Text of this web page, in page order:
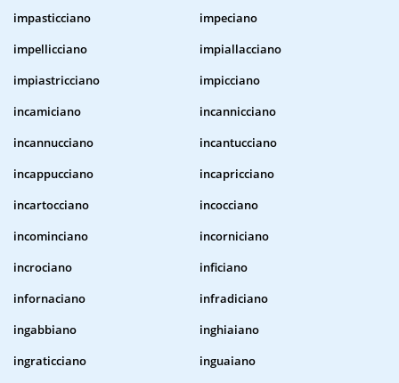
impasticciano
impeciano
impellicciano
impiallacciano
impiastricciano
impicciano
incamiciano
incannicciano
incannucciano
incantucciano
incappucciano
incapricciano
incartocciano
incocciano
incominciano
incorniciano
incrociano
inficiano
infornaciano
infradiciano
ingabbiano
inghiaiano
ingraticciano
inguaiano